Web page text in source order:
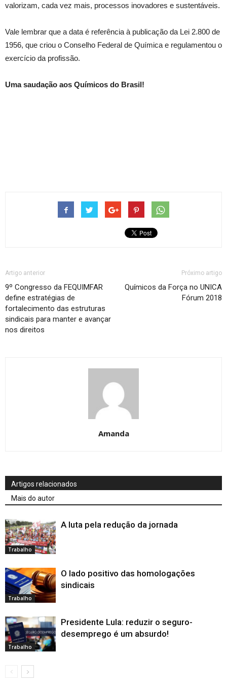
valorizam, cada vez mais, processos inovadores e sustentáveis.
Vale lembrar que a data é referência à publicação da Lei 2.800 de
1956, que criou o Conselho Federal de Química e regulamentou o
exercício da profissão.
Uma saudação aos Químicos do Brasil!
Artigo anterior
9º Congresso da FEQUIMFAR
define estratégias de
fortalecimento das estruturas
sindicais para manter e avançar
nos direitos
Próximo artigo
Químicos da Força no UNICA
Fórum 2018
Amanda
Artigos relacionados
Mais do autor
Trabalho
A luta pela redução da jornada
Trabalho
O lado positivo das homologações
sindicais
Trabalho
Presidente Lula: reduzir o seguro-
desemprego é um absurdo!